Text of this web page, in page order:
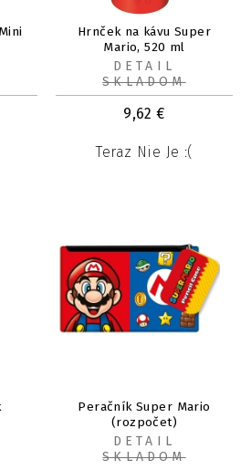
Hrnček na kávu Super
Mario, 520 ml
9,62 €
Teraz Nie Je :(
DETAIL
SKLADOM
Peračník Super Mario
(rozpočet)
DETAIL
SKLADOM